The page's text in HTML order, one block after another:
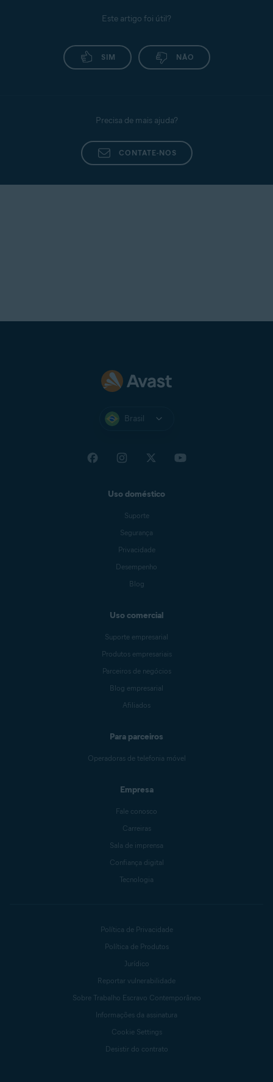
Este artigo foi útil?
SIM NÃO
Precisa de mais ajuda?
CONTATE-NOS
Brasil
Uso doméstico
Suporte
Segurança
Privacidade
Desempenho
Blog
Uso comercial
Suporte empresarial
Produtos empresariais
Parceiros de negócios
Blog empresarial
Afiliados
Para parceiros
Operadoras de telefonia móvel
Empresa
Fale conosco
Carreiras
Sala de imprensa
Confiança digital
Tecnologia
Política de Privacidade
Política de Produtos
Jurídico
Reportar vulnerabilidade
Sobre Trabalho Escravo Contemporâneo
Informações da assinatura
Cookie Settings
Desistir do contrato